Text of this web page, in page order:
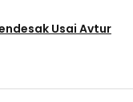
Usai Avtur